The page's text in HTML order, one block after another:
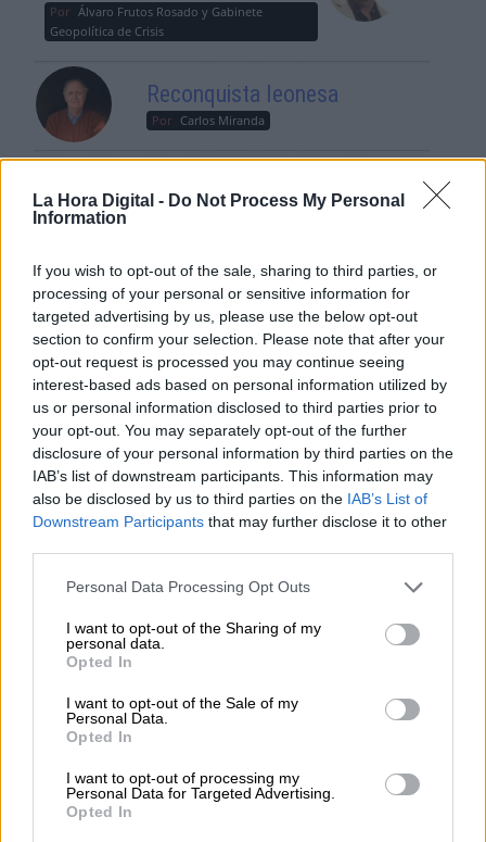
La Hora Digital - Do Not Process My Personal
Information
If you wish to opt-out of the sale, sharing to third parties, or
processing of your personal or sensitive information for
targeted advertising by us, please use the below opt-out
section to confirm your selection. Please note that after your
opt-out request is processed you may continue seeing
interest-based ads based on personal information utilized by
us or personal information disclosed to third parties prior to
your opt-out. You may separately opt-out of the further
disclosure of your personal information by third parties on the
IAB’s list of downstream participants. This information may
also be disclosed by us to third parties on the IAB’s List of
Downstream Participants that may further disclose it to other
Personal Data Processing Opt Outs
I want to opt-out of the Sharing of my
personal data.
Opted In
I want to opt-out of the Sale of my
Personal Data.
Opted In
I want to opt-out of processing my
Personal Data for Targeted Advertising.
Opted In
Por Álvaro Frutos Rosado y Gabinete
Geopolítica de Crisis
Reconquista leonesa
Por Carlos Miranda
mi pesadilla
NOTICIAS MAS VISTAS
OPINIONES PLURALES | LABERINTO ESPAÑOL |
LABERINTO ESPAÑOL
Franco no ha muerto, Franco vive
Vuelan por Twiter preguntas de ciudadanos
lógicamente desconcertados. ¿Por qué la
Transición no acabó de raíz con todo vestigio de la
para evitar que un sádico interrogador conserve
las medallas que se le otorgaron por su sadismo,
para que los ciudadanos puedan ver los
documentos en los que se describen sus
fechorías infrahumanas y las de tantos otros como
él? ¿Por qué hay jueces que protegen la